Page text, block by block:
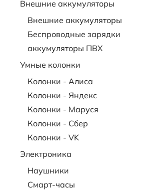
Внешние аккумуляторы
Внешние аккумуляторы
Беспроводные зарядки
аккумуляторы ПВХ
Умные колонки
Колонки - Алиса
Колонки - Яндекс
Колонки - Маруся
Колонки - Сбер
Колонки - VK
Электроника
Наушники
Смарт-часы